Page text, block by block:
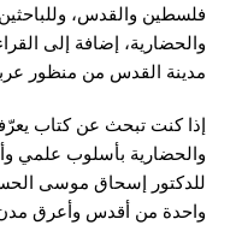
فلسطين والقدس،
والحضارية، إضافة إلى
مدينة القدس من منظور
إذا كنت تبحث عن كتاب
والحضارية بأسلوب علمي
للدكتور إسحاق موسى
واحدة من أقدس وأعرق مدن